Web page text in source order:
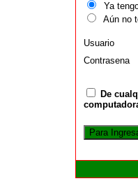
Ya
Aún no
Usuario
Contrasena
De